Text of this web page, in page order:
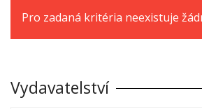
Pro zadaná kritéria neexistuje
Vydavatelství